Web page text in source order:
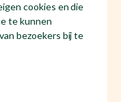
cookies en die
te kunnen
bezoekers bij te